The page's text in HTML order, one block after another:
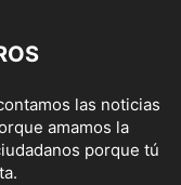
las noticias
amamos la
porque tú